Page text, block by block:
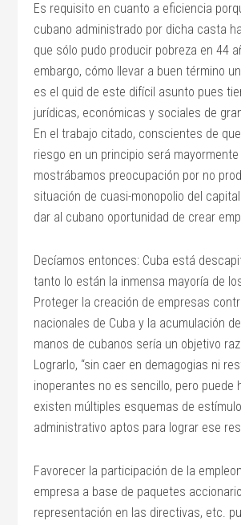
Es requisito en cuanto a eficiencia
cubano administrado por dicha casta
que sólo pudo producir pobreza en 44
embargo, cómo llevar a buen término
es el quid de este difícil asunto pues
jurídicas, económicas y sociales de
En el trabajo citado, conscientes de
riesgo en un principio será
mostrábamos preocupación por no
situación de cuasi-monopolio del
dar al cubano oportunidad de crear
Decíamos entonces: Cuba está
tanto lo están la inmensa mayoría de
Proteger la creación de empresas
nacionales de Cuba y la acumulación
manos de cubanos sería un objetivo
Lograrlo, “sin caer en demagogias ni
inoperantes no es sencillo, pero puede
existen múltiples esquemas de
administrativo aptos para lograr ese
Favorecer la participación de la
empresa a base de paquetes
representación en las directivas, etc.